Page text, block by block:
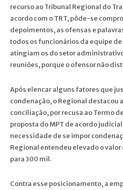
recurso ao Tribunal Regional do
acordo com o TRT, pôde-se
depoimentos, as ofensas e
todos os funcionários da equipe
atingiam os do setor
reuniões, porque o ofensor não
Após elencar alguns fatores que
condenação, o Regional destacou
conciliação, por recusa ao Termo
proposta do MPT de acordo
necessidade de se impor
Regional entendeu elevado o
para 300 mil.
Contra esse posicionamento, a